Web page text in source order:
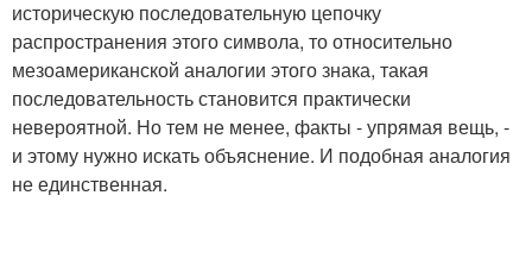
историческую последовательную цепочку
распространения этого символа, то относительно
мезоамериканской аналогии этого знака, такая
последовательность становится практически
невероятной. Но тем не менее, факты - упрямая вещь, -
и этому нужно искать объяснение. И подобная аналогия
не единственная.